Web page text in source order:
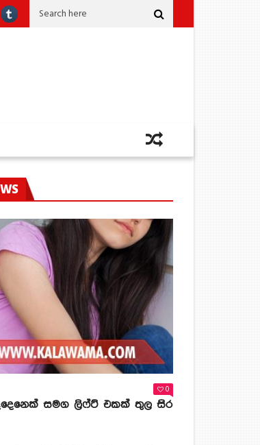
කෝටි 2කට අධික කුෂ් සමග ඡායාරූප ශිල්පියෙක් කටුනායකදී
0
සමග ලිෆ්ට් එකක් තුල සිර